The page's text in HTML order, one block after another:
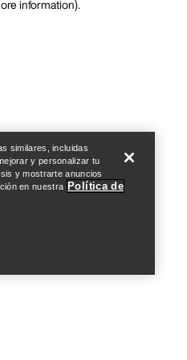
information).
similares, incluidas
y personalizar tu
y mostrarte anuncios
en nuestra Política de